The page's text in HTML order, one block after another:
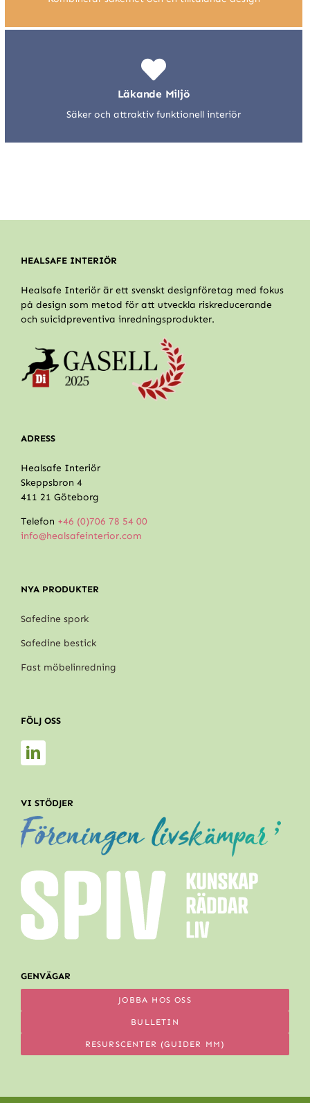
Läkande Miljö
Säker och attraktiv funktionell interiör
HEALSAFE INTERIÖR
Healsafe Interiör är ett svenskt designföretag med fokus
på design som metod för att utveckla riskreducerande
och suicidpreventiva inredningsprodukter.
ADRESS
Healsafe Interiör
Skeppsbron 4
411 21 Göteborg
Telefon +46 (0)706 78 54 00
info@healsafeinterior.com
NYA PRODUKTER
Safedine spork
Safedine bestick
Fast möbelinredning
FÖLJ OSS
VI STÖDJER
GENVÄGAR
JOBBA HOS OSS
BULLETIN
RESURSCENTER (GUIDER MM)